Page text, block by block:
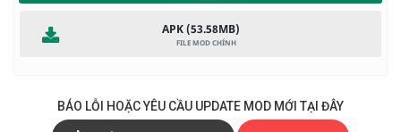
APK (53.58MB)
BÁO LỖI HOẶC YÊU CẦU UPDATE MOD MỚI TẠI ĐÂY